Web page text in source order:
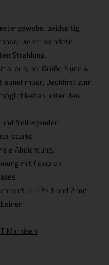
beidseitig
Die verwendete
Strahlung.
aus; bei Größe 3 und 4
abnehmbar; Dachfirst zum
unter den
freiliegenden
starke
Abdichtung.
mit flexiblen
Größe 1 und 2 mit
Markisen